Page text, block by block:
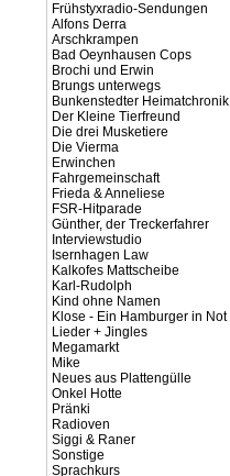
Frühstyxradio-Sendungen
Alfons Derra
Arschkrampen
Bad Oeynhausen Cops
Brochi und Erwin
Brungs unterwegs
Bunkenstedter Heimatchronik
Der Kleine Tierfreund
Die drei Musketiere
Die Vierma
Erwinchen
Fahrgemeinschaft
Frieda & Anneliese
FSR-Hitparade
Günther, der Treckerfahrer
Interviewstudio
Isernhagen Law
Kalkofes Mattscheibe
Karl-Rudolph
Kind ohne Namen
Klose - Ein Hamburger in Not
Lieder + Jingles
Megamarkt
Mike
Neues aus Plattengülle
Onkel Hotte
Pränki
Radioven
Siggi & Raner
Sonstige
Sprachkurs